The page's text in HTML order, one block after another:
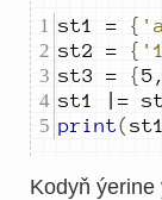
st1 = {
st2 = {
st3 = {5 ,
st1 =
print( st1
Kodyň ýerine